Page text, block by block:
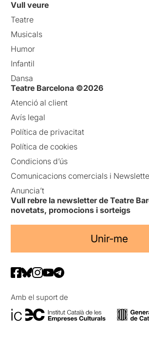
Vull veure
Teatre
Musicals
Humor
Infantil
Dansa
Teatre Barcelona ©2026
Atenció al client
Avís legal
Política de privacitat
Política de cookies
Condicions d’ús
Comunicacions comercials i
Anuncia’t
Vull rebre la newsletter de Teatre
novetats, promocions i sorteigs
Unir-me
Amb el suport de